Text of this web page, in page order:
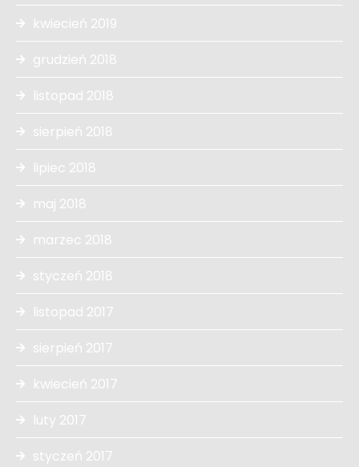
kwiecień 2019
grudzień 2018
listopad 2018
sierpień 2018
lipiec 2018
maj 2018
marzec 2018
styczeń 2018
listopad 2017
sierpień 2017
kwiecień 2017
luty 2017
styczeń 2017